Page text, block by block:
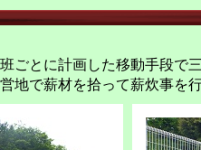
ごとに計画した移動手段で
地で薪材を拾って薪炊事を行